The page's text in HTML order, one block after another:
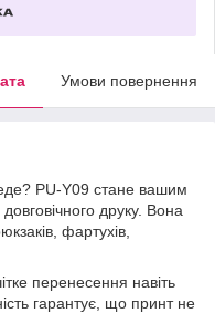
Умови повернення
PU-Y09 стане вашим
друку. Вона
фартухів,
перенесення навіть
гарантує, що принт не